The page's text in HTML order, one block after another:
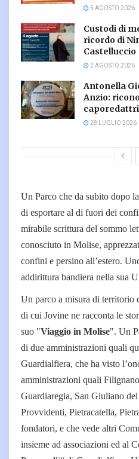
5 AGOSTO 2026
Custodi di
ricordo di
Castelluccio
2 AGOSTO 2026
Antonella
Anzio:
28 LUGLIO 2026
Un Parco che da subito dopo
di esportare al di fuori dei
mirabile scrittura del sommo
conosciuto in Molise,
confini e persino all’estero.
addirittura bandiera nella sua
Un parco a misura di territorio
di cui Jovine ne racconta le
suo "Viaggio in Molise". Un
di due amministrazioni quali
Guardialfiera, che ha visto
amministrazioni quali
Guardiaregia, San Giuliano
Provvidenti, Pietracatella,
fondatori, e che vede altri
insieme ad associazioni ed al